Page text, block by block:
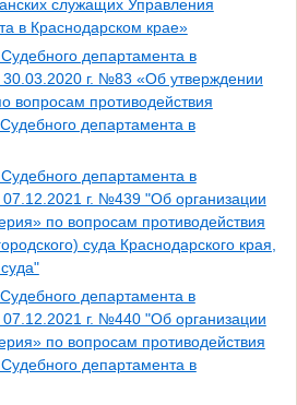
служащих Управления
в Краснодарском крае»
департамента в
30.03.2020 г. №83 «Об утверждении
вопросам противодействия
департамента в
департамента в
07.12.2021 г. №439 "Об организации
по вопросам противодействия
суда Краснодарского края,
департамента в
07.12.2021 г. №440 "Об организации
по вопросам противодействия
департамента в